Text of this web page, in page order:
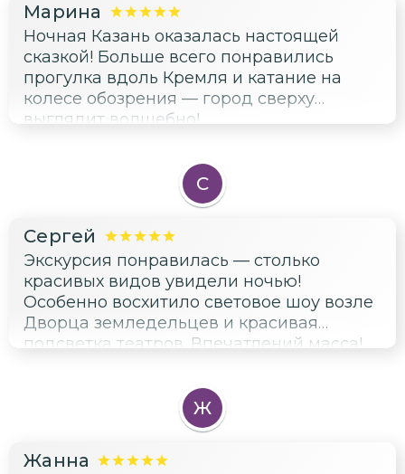
Марина
Ночная Казань оказалась настоящей
сказкой! Больше всего понравились
прогулка вдоль Кремля и катание на
колесе обозрения — город сверху
выглядит волшебно!
С
Сергей
Экскурсия понравилась — столько
красивых видов увидели ночью!
Особенно восхитило световое шоу возле
Дворца земледельцев и красивая
подсветка театров. Впечатлений масса!
Ж
Жанна